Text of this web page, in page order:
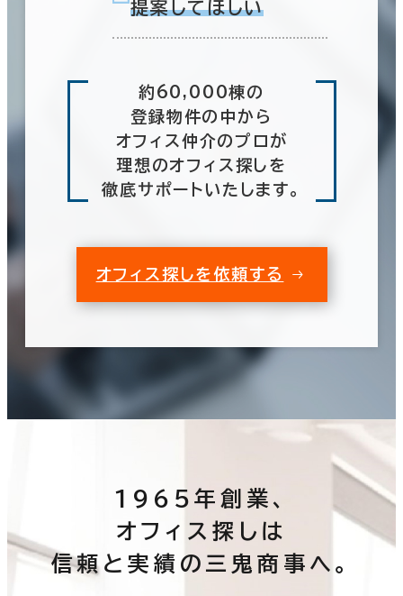
提案してほしい
約60,000棟の
登録物件の中から
オフィス仲介のプロが
理想のオフィス探しを
徹底サポートいたします。
オフィス探しを依頼する
1965年創業、
オフィス探しは
信頼と実績の三鬼商事へ。